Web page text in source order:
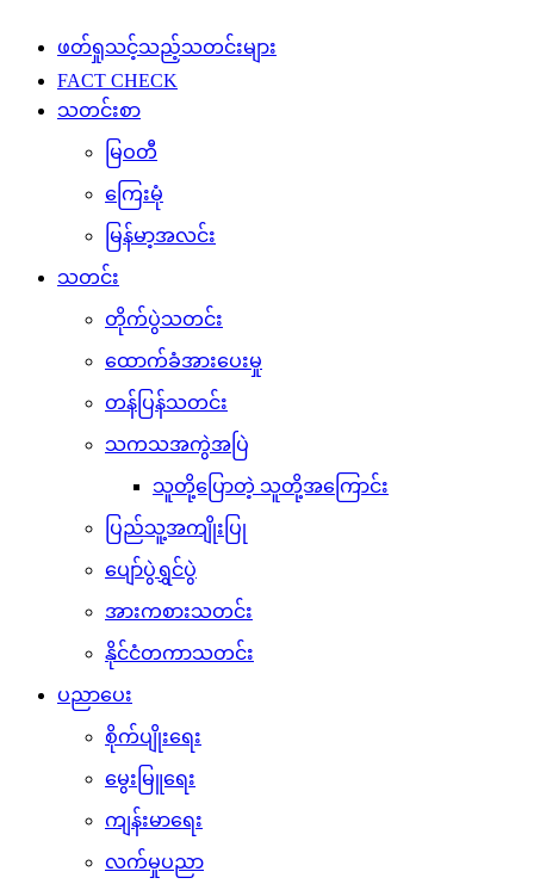
ဖတ်ရှုသင့်သည့်သတင်းများ
FACT CHECK
သတင်းစာ
မြဝတီ
ကြေးမုံ
မြန်မာ့အလင်း
သတင်း
တိုက်ပွဲသတင်း
ထောက်ခံအားပေးမှု
တန်ပြန်သတင်း
သကသအကွဲအပြဲ
သူတို့ပြောတဲ့ သူတို့အကြောင်း
ပြည်သူ့အကျိုးပြု
ပျော်ပွဲရွှင်ပွဲ
အားကစားသတင်း
နိုင်ငံတကာသတင်း
ပညာပေး
စိုက်ပျိုးရေး
မွေးမြူရေး
ကျန်းမာရေး
လက်မှုပညာ